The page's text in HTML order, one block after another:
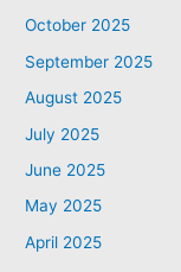
October 2025
September 2025
August 2025
July 2025
June 2025
May 2025
April 2025